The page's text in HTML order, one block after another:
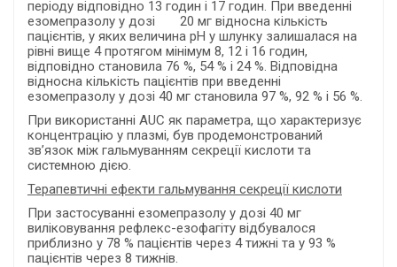
періоду відповідно 13 годин і 17 годин. При введенні
езомепразолу у дозі 20 мг відносна кількість
пацієнтів, у яких величина рН у шлунку залишалася на
рівні вище 4 протягом мінімум 8, 12 і 16 годин,
відповідно становила 76 %, 54 % і 24 %. Відповідна
відносна кількість пацієнтів при введенні
езомепразолу у дозі 40 мг становила 97 %, 92 % і 56 %.
При використанні AUC як параметра, що характеризує
концентрацію у плазмі, був продемонстрований
зв’язок між гальмуванням секреції кислоти та
системною дією.
Терапевтичні ефекти гальмування секреції кислоти
При застосуванні езомепразолу у дозі 40 мг
виліковування рефлекс-езофагіту відбувалося
приблизно у 78 % пацієнтів через 4 тижні та у 93 %
пацієнтів через 8 тижнів.